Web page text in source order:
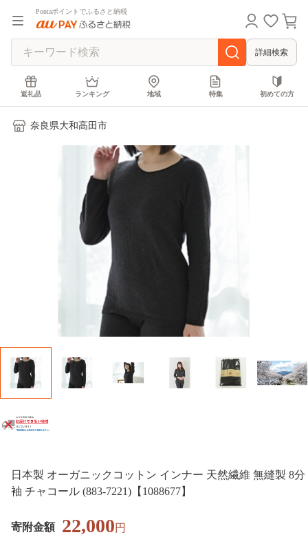
Pontaポイントでふるさと納税
詳細検索
返礼品 ランキング 地域 特集 初めての方
奈良県大和高田市
日本製 オーガニックコットン インナー 天然繊維 無縫製 8分
袖 チャコール (883-7221)【1088677】
寄附金額 22,000円